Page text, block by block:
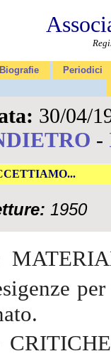
Biografie Periodici
30/04/
-
1950